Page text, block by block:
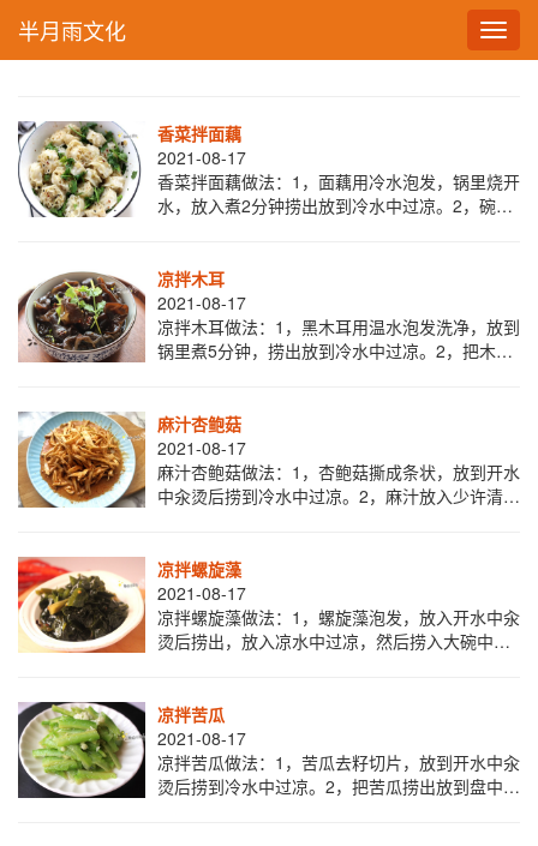
半月雨文化
香菜拌面藕
2021-08-17
香菜拌面藕做法：1，面藕用冷水泡发，锅里烧开
水，放入煮2分钟捞出放到冷水中过凉。2，碗里
凉拌木耳
2021-08-17
凉拌木耳做法：1，黑木耳用温水泡发洗净，放到
锅里煮5分钟，捞出放到冷水中过凉。2，把木耳
麻汁杏鲍菇
2021-08-17
麻汁杏鲍菇做法：1，杏鲍菇撕成条状，放到开水
中汆烫后捞到冷水中过凉。2，麻汁放入少许清水
凉拌螺旋藻
2021-08-17
凉拌螺旋藻做法：1，螺旋藻泡发，放入开水中汆
烫后捞出，放入凉水中过凉，然后捞入大碗中。
凉拌苦瓜
2021-08-17
凉拌苦瓜做法：1，苦瓜去籽切片，放到开水中汆
烫后捞到冷水中过凉。2，把苦瓜捞出放到盘中，